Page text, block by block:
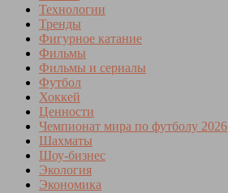
Технологии
Тренды
Фигурное катание
Фильмы
Фильмы и сериалы
Футбол
Хоккей
Ценности
Чемпионат мира по футболу 2026
Шахматы
Шоу-бизнес
Экология
Экономика